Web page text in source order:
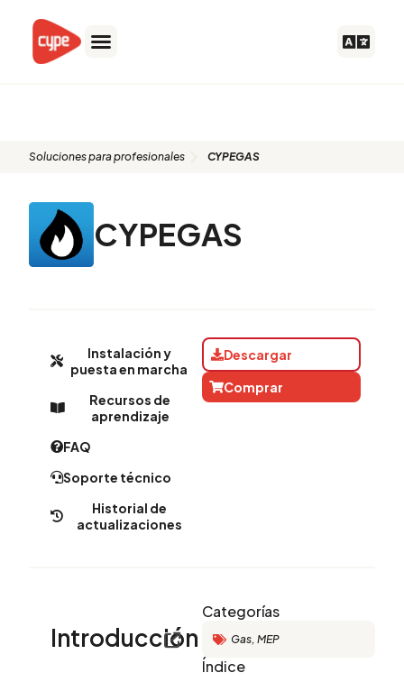
contenido
Soluciones para profesionales CYPEGAS
CYPEGAS
Instalación y
puesta en marcha
Recursos de
aprendizaje
FAQ
Soporte técnico
Historial de
actualizaciones
Descargar
Comprar
Categorías
Gas, MEP
Índice
Introducción